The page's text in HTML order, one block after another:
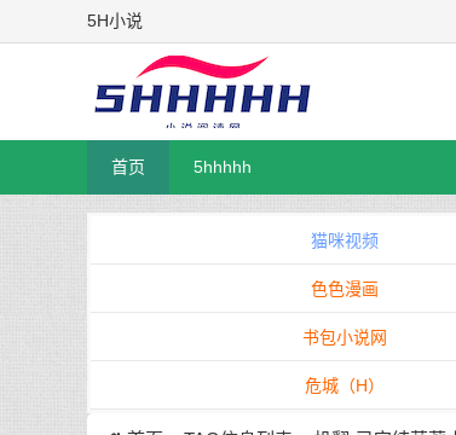
5H小说
首页 5hhhhh
猫咪视频
色色漫画
书包小说网
危城（H）